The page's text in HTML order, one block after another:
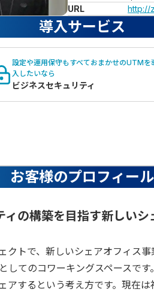
URL
http://
導入サービス
設定や運用保守もすべておまかせのUTMを
入したいなら
ビジネスセキュリティ
お客様のプロフィール
の構築を目指す新しい
トで、新しいシェアオフィス事
てのコワーキングスペースで
アするという考え方です。現在